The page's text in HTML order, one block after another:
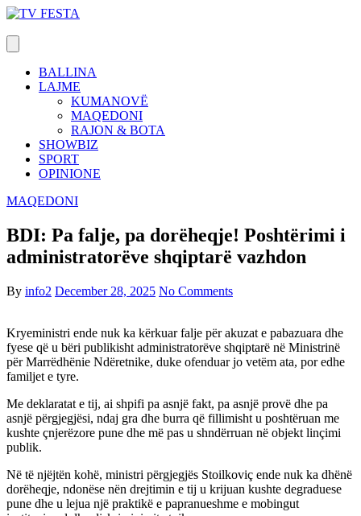
Skip
content
BALLINA
LAJME
KUMANOVË
MAQEDONI
RAJON & BOTA
SHOWBIZ
SPORT
OPINIONE
MAQEDONI
BDI: Pa falje, pa dorëheqje! Poshtërimi i
administratorëve shqiptarë vazhdon
By info2 December 28, 2025 No Comments
Kryeministri ende nuk ka kërkuar falje për akuzat e pabazuara dhe
fyese që u bëri publikisht administratorëve shqiptarë në Ministrinë
për Marrëdhënie Ndëretnike, duke ofenduar jo vetëm ata, por edhe
familjet e tyre.
Me deklaratat e tij, ai shpifi pa asnjë fakt, pa asnjë provë dhe pa
asnjë përgjegjësi, ndaj gra dhe burra që fillimisht u poshtëruan me
kushte çnjerëzore pune dhe më pas u shndërruan në objekt linçimi
publik.
Në të njëjtën kohë, ministri përgjegjës Stoilkoviç ende nuk ka dhënë
dorëheqje, ndonëse nën drejtimin e tij u krijuan kushte degraduese
pune dhe u lejua një praktikë e papranueshme e mobingut